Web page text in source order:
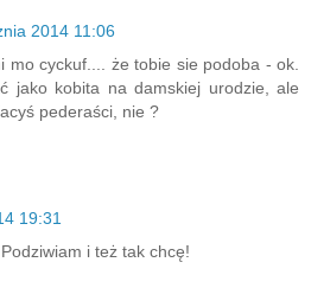
2014 11:06
mo cyckuf.... że tobie sie podoba - ok.
jako kobita na damskiej urodzie, ale
pederaści, nie ?
19:31
i też tak chcę!